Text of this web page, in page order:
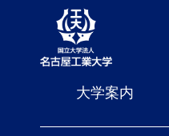
大学案内